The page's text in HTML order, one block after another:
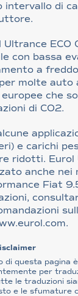
intervallo di
Ultrance ECO
con bassa
a
molte auto
che
di CO2.
e carichi
ridotti. Eurol
anche nei
Fiat
di questa pagina
per
le traduzioni
e le sfumature